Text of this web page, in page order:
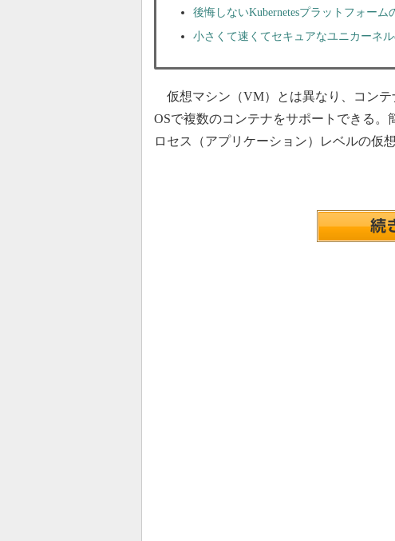
後悔しないKubernetesプラットフォーム
小さくて速くてセキュアなユニカーネ
仮想マシン（VM）とは異なり、コンテ
OSで複数のコンテナをサポートできる
ロセス（アプリケーション）レベルの仮